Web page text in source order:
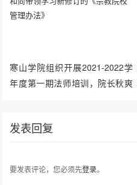
寒山学院组织开展2021-2022学
年度第一期法师培训，院长秋爽
发表回复
要发表评论，您必须先登录。